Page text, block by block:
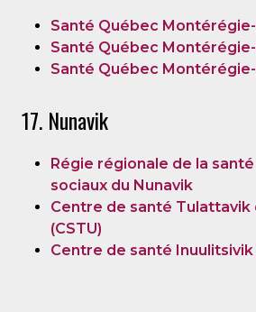
Santé Québec
Santé Québec
Santé Québec
17. Nunavik
Régie régionale de la
sociaux du Nunavik
Centre de santé Tulattavik
(CSTU)
Centre de santé Inuulitsivik